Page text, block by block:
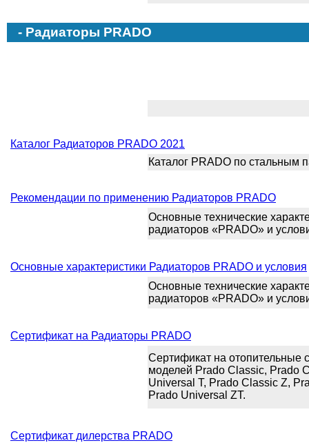
- Радиаторы PRADO
Каталог Радиаторов PRADO 2021
Каталог PRADO по стальным
Рекомендации по применению Радиаторов PRADO
Основные технические
радиаторов «PRADO» и
Основные характеристики Радиаторов PRADO и условия
Основные технические
радиаторов «PRADO» и
Сертификат на Радиаторы PRADO
Сертификат на отопительные
моделей Prado Classic, Prado
Universal T, Prado Classic Z,
Prado Universal ZT.
Сертификат дилерства PRADO